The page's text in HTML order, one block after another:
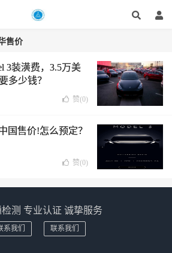
售价
3装潢费，3.5万美
多少钱？
赞(0)
国售价!怎么预定？
赞(0)
检测 专业认证 诚挚服务
系我们 联系我们